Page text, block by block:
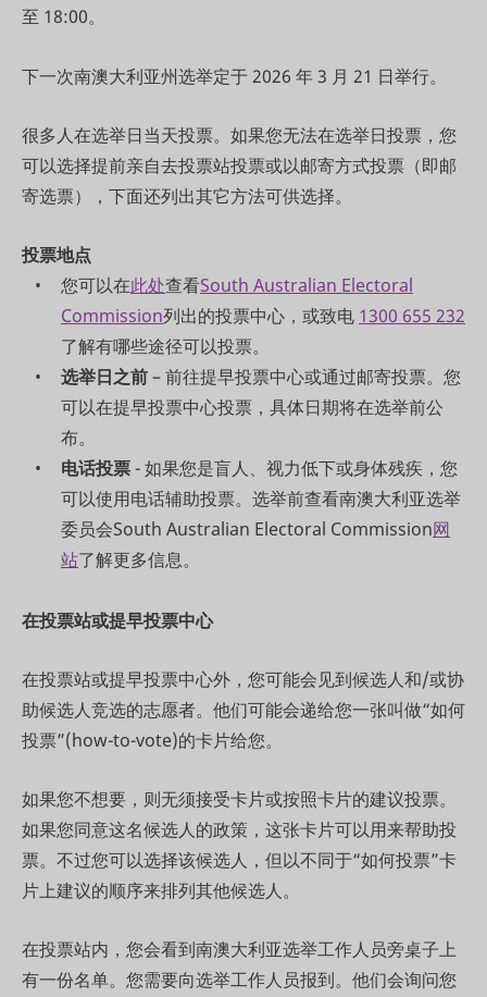
至 18:00。
下一次南澳大利亚州选举定于 2026 年 3 月 21 日举行。
很多人在选举日当天投票。如果您无法在选举日投票，您
可以选择提前亲自去投票站投票或以邮寄方式投票（即邮
寄选票），下面还列出其它方法可供选择。
投票地点
您可以在此处查看South Australian Electoral
Commission列出的投票中心，或致电 1300 655 232
了解有哪些途径可以投票。
选举日之前– 前往提早投票中心或通过邮寄投票。您
可以在提早投票中心投票，具体日期将在选举前公
布。
电话投票- 如果您是盲人、视力低下或身体残疾，您
可以使用电话辅助投票。选举前查看南澳大利亚选举
委员会South Australian Electoral Commission网
站了解更多信息。
在投票站或提早投票中心
在投票站或提早投票中心外，您可能会见到候选人和/或协
助候选人竞选的志愿者。他们可能会递给您一张叫做“如何
投票”(how-to-vote)的卡片给您。
如果您不想要，则无须接受卡片或按照卡片的建议投票。
如果您同意这名候选人的政策，这张卡片可以用来帮助投
票。不过您可以选择该候选人，但以不同于“如何投票”卡
片上建议的顺序来排列其他候选人。
在投票站内，您会看到南澳大利亚选举工作人员旁桌子上
有一份名单。您需要向选举工作人员报到。他们会询问您